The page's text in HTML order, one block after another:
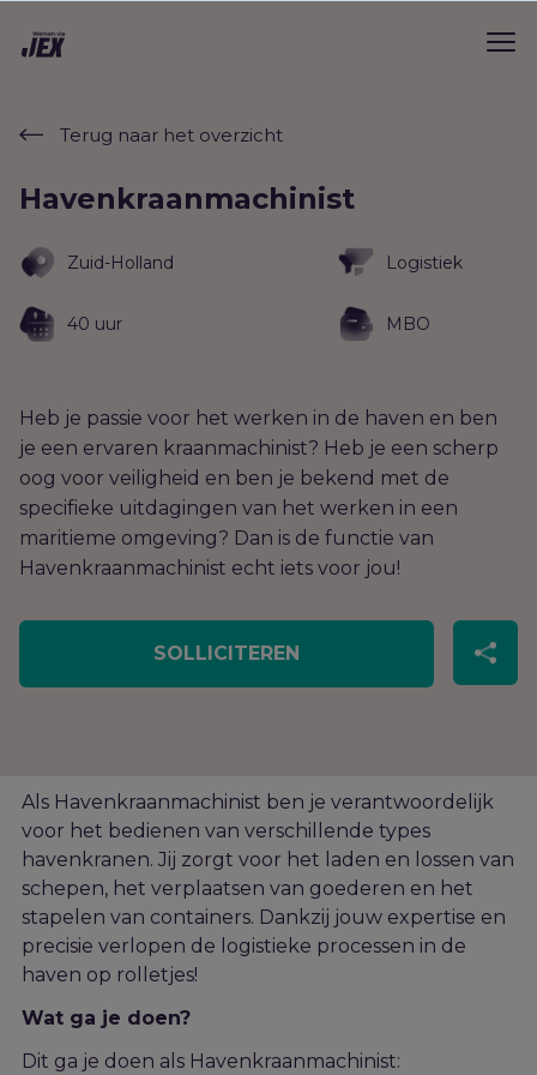
Terug naar het overzicht
Havenkraanmachinist
Zuid-Holland Logistiek
40 uur MBO
Heb je passie voor het werken in de haven en ben
je een ervaren kraanmachinist? Heb je een scherp
oog voor veiligheid en ben je bekend met de
specifieke uitdagingen van het werken in een
maritieme omgeving? Dan is de functie van
Havenkraanmachinist echt iets voor jou!
SOLLICITEREN
Als Havenkraanmachinist ben je verantwoordelijk
voor het bedienen van verschillende types
havenkranen. Jij zorgt voor het laden en lossen van
schepen, het verplaatsen van goederen en het
stapelen van containers. Dankzij jouw expertise en
precisie verlopen de logistieke processen in de
haven op rolletjes!
Wat ga je doen?
Dit ga je doen als Havenkraanmachinist: